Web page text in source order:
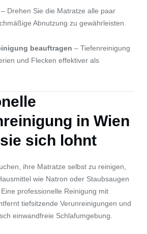
– Drehen Sie die Matratze alle paar
Abnutzung zu gewährleisten.
beauftragen – Tiefenreinigung
und Flecken effektiver als
in Wien
sich lohnt
ihre Matratze selbst zu reinigen,
wie Natron oder Staubsaugen
professionelle Reinigung mit
tiefsitzende Verunreinigungen und
einwandfreie Schlafumgebung.